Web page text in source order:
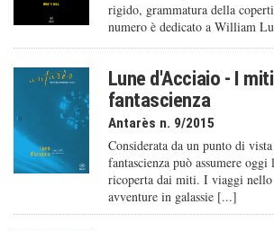
rigido, grammatura della
numero è dedicato a William
Lune d'Acciaio - I
fantascienza
Antarès n. 9/2015
Considerata da un punto di
fantascienza può assumere
ricoperta dai miti. I viaggi nello
avventure in galassie [...]